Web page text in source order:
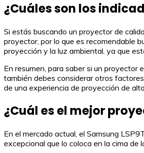
¿Cuáles son los
Si estás buscando un proyector de
proyector, por lo que es recomendable
proyección y la luz ambiental, ya que
En resumen, para saber si un
también debes considerar otros
de una experiencia de proyección de
¿Cuál es el mejor
En el mercado actual, el Samsung
excepcional que lo coloca en la cima